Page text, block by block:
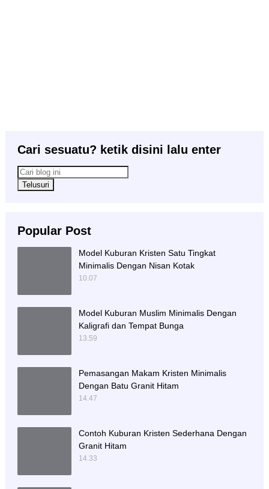
Cari sesuatu? ketik disini lalu enter
Popular Post
Model Kuburan Kristen Satu Tingkat
Minimalis Dengan Nisan Kotak
10.07
Model Kuburan Muslim Minimalis Dengan
Kaligrafi dan Tempat Bunga
13.59
Pemasangan Makam Kristen Minimalis
Dengan Batu Granit Hitam
14.47
Contoh Kuburan Kristen Sederhana Dengan
Granit Hitam
14.33